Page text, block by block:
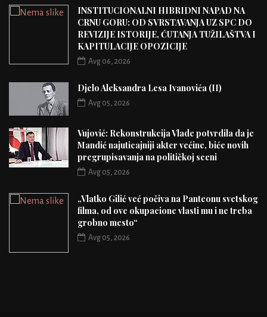
INSTITUCIONALNI HIBRIDNI NAPAD NA
CRNU GORU: OD SVRSTAVANJA UZ SPC DO
REVIZIJE ISTORIJE, ĆUTANJA TUŽILAŠTVA I
KAPITULACIJE OPOZICIJE
Avg 06, 2026
Djelo Aleksandra Lesa Ivanovića (II)
Avg 05, 2026
Vujović: Rekonstrukcija Vlade potvrdila da je
Mandić najuticajniji akter većine, biće novih
pregrupisavanja na političkoj sceni
Avg 05, 2026
„Vlatko Gilić već počiva na Panteonu svetskog
filma, od ove okupacione vlasti mu i ne treba
grobno mesto“
Avg 05, 2026